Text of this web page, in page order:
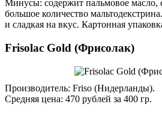
Минусы: содержит пальмовое масло,
большое количество
и сладкая на вкус. Картонная
Frisolac Gold (Фрисолак)
Производитель: Friso (Нидерланды).
Средняя цена: 470 рублей за 400 гр.